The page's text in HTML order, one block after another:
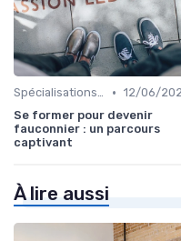
Spécialisations sectorielles • 12/06/
Se former pour devenir
fauconnier : un parcours
captivant
À lire aussi